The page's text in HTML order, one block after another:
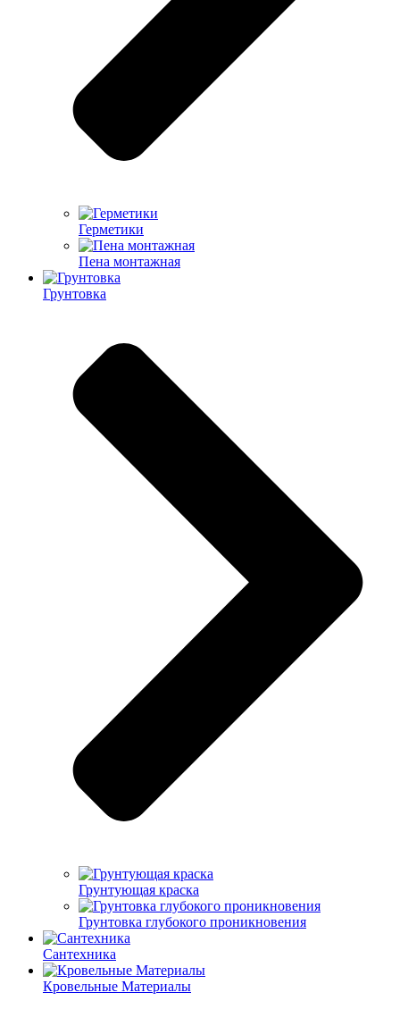
Герметики
Пена монтажная
Грунтовка
Грунтующая краска
Грунтовка глубокого проникновения
Сантехника
Кровельные Материалы